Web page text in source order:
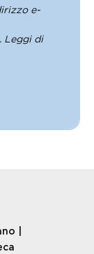
e-
Leggi di
|